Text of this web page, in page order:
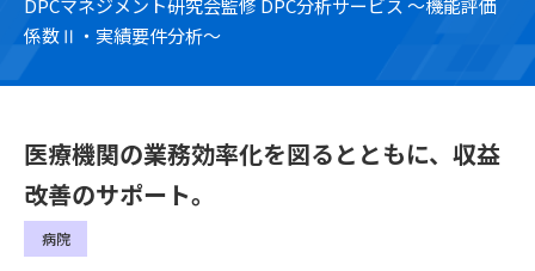
DPCマネジメント研究会監修 DPC分析サービス ～機能評価
係数Ⅱ・実績要件分析～
医療機関の業務効率化を図るとともに、収益
改善のサポート。
病院